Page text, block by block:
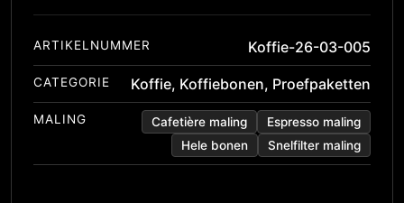
ARTIKELNUMMER Koffie-26-03-005
CATEGORIE Koffie, Koffiebonen, Proefpaketten
MALING Cafetière maling
Espresso maling
Hele bonen
Snelfilter maling